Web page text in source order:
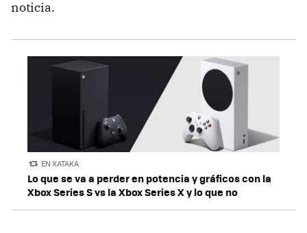
noticia.
EN XATAKA
Lo que se va a perder en potencia y gráficos con la
Xbox Series S vs la Xbox Series X y lo que no